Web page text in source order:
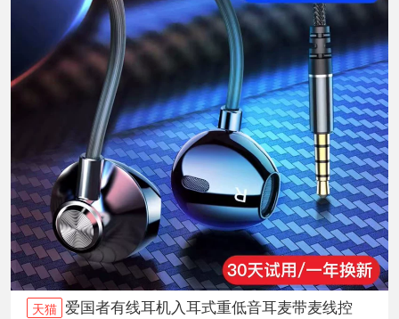
天猫 爱国者有线耳机入耳式重低音耳麦带麦线控